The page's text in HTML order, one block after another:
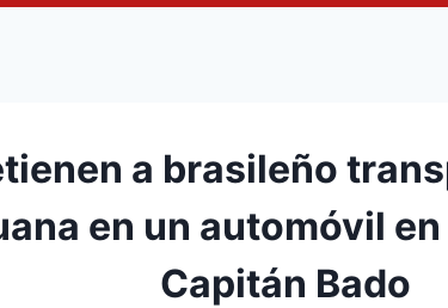
a brasileño
en un automóvil
Capitán Bado